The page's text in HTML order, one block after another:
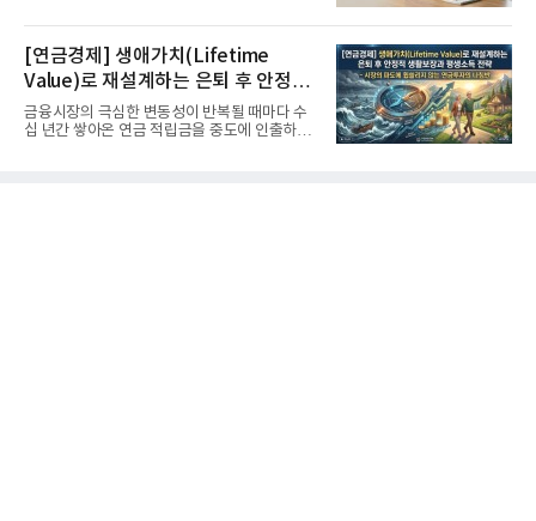
[연금경제] 생애가치(Lifetime
Value)로 재설계하는 은퇴 후 안정적
생활보장과 평생소득 전략
금융시장의 극심한 변동성이 반복될 때마다 수
십 년간 쌓아온 연금 적립금을 중도에 인출하거